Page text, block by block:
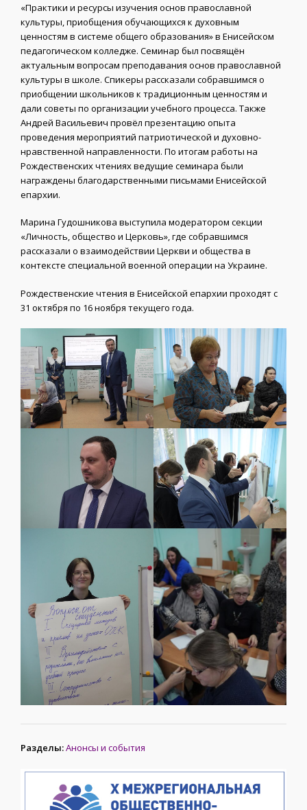
«Практики и ресурсы изучения основ православной
культуры, приобщения обучающихся к духовным
ценностям в системе общего образования» в Енисейском
педагогическом колледже. Семинар был посвящён
актуальным вопросам преподавания основ православной
культуры в школе. Спикеры рассказали собравшимся о
приобщении школьников к традиционным ценностям и
дали советы по организации учебного процесса. Также
Андрей Васильевич провёл презентацию опыта
проведения мероприятий патриотической и духовно-
нравственной направленности. По итогам работы на
Рождественских чтениях ведущие семинара были
награждены благодарственными письмами Енисейской
епархии.
Марина Гудошникова выступила модератором секции
«Личность, общество и Церковь», где собравшимся
рассказали о взаимодействии Церкви и общества в
контексте специальной военной операции на Украине.
Рождественские чтения в Енисейской епархии проходят с
31 октября по 16 ноября текущего года.
Разделы:Анонсы и события